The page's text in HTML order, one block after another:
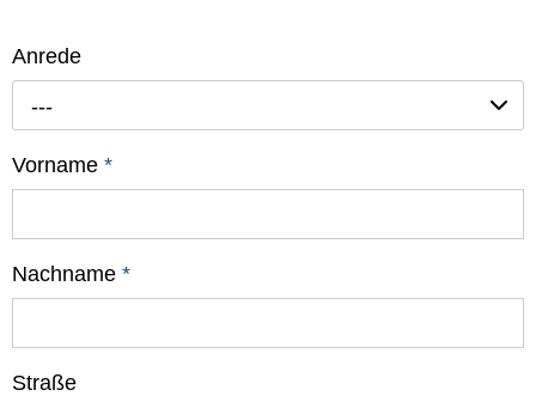
Anrede
---
Vorname *
Nachname *
Straße